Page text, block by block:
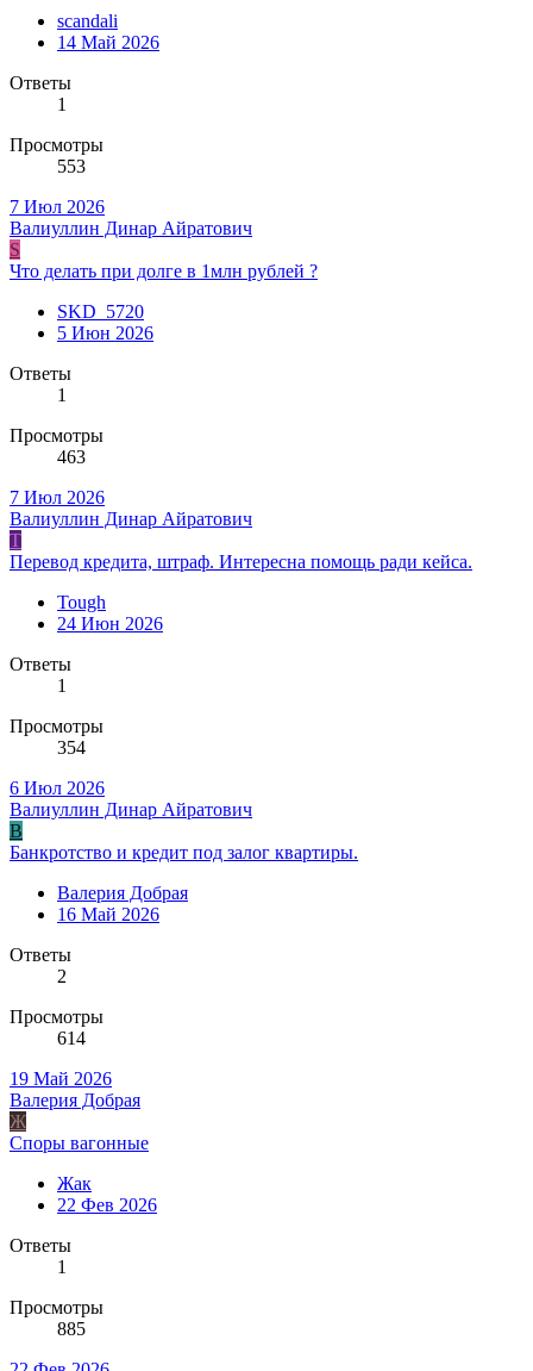
scandali
14 Май 2026
Ответы
1
Просмотры
553
7 Июл 2026
Валиуллин Динар Айратович
S
Что делать при долге в 1млн рублей ?
SKD_5720
5 Июн 2026
Ответы
1
Просмотры
463
7 Июл 2026
Валиуллин Динар Айратович
T
Перевод кредита, штраф. Интересна помощь ради кейса.
Tough
24 Июн 2026
Ответы
1
Просмотры
354
6 Июл 2026
Валиуллин Динар Айратович
В
Банкротство и кредит под залог квартиры.
Валерия Добрая
16 Май 2026
Ответы
2
Просмотры
614
19 Май 2026
Валерия Добрая
Ж
Споры вагонные
Жак
22 Фев 2026
Ответы
1
Просмотры
885